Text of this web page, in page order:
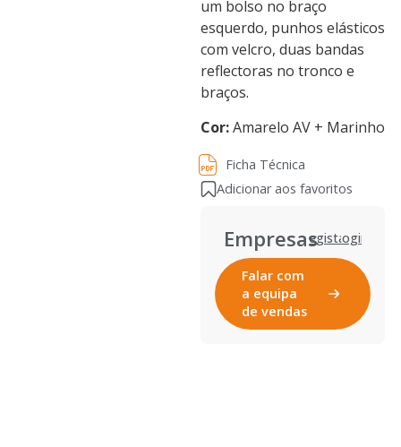
um bolso no braço
esquerdo, punhos elásticos
com velcro, duas bandas
reflectoras no tronco e
braços.
Cor:Amarelo AV + Marinho
Ficha Técnica
Adicionar aos favoritos
EmpresasRegistarLogin
Falar com
a equipa
de vendas